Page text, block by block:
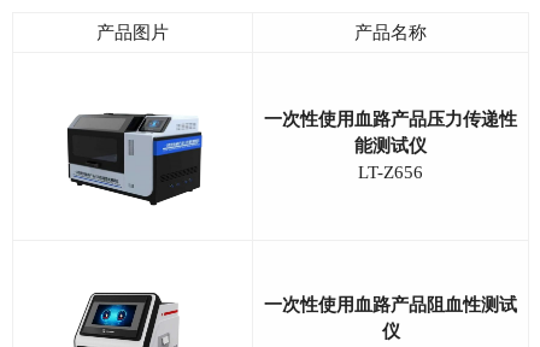
产品图片 产品名称
一次性使用血路产品压力传递性
能测试仪
LT-Z656
一次性使用血路产品阻血性测试
仪